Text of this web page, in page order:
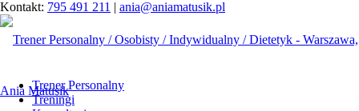
Kontakt: 795 491 211 | ania@aniamatusik.pl
Trener Personalny
Treningi